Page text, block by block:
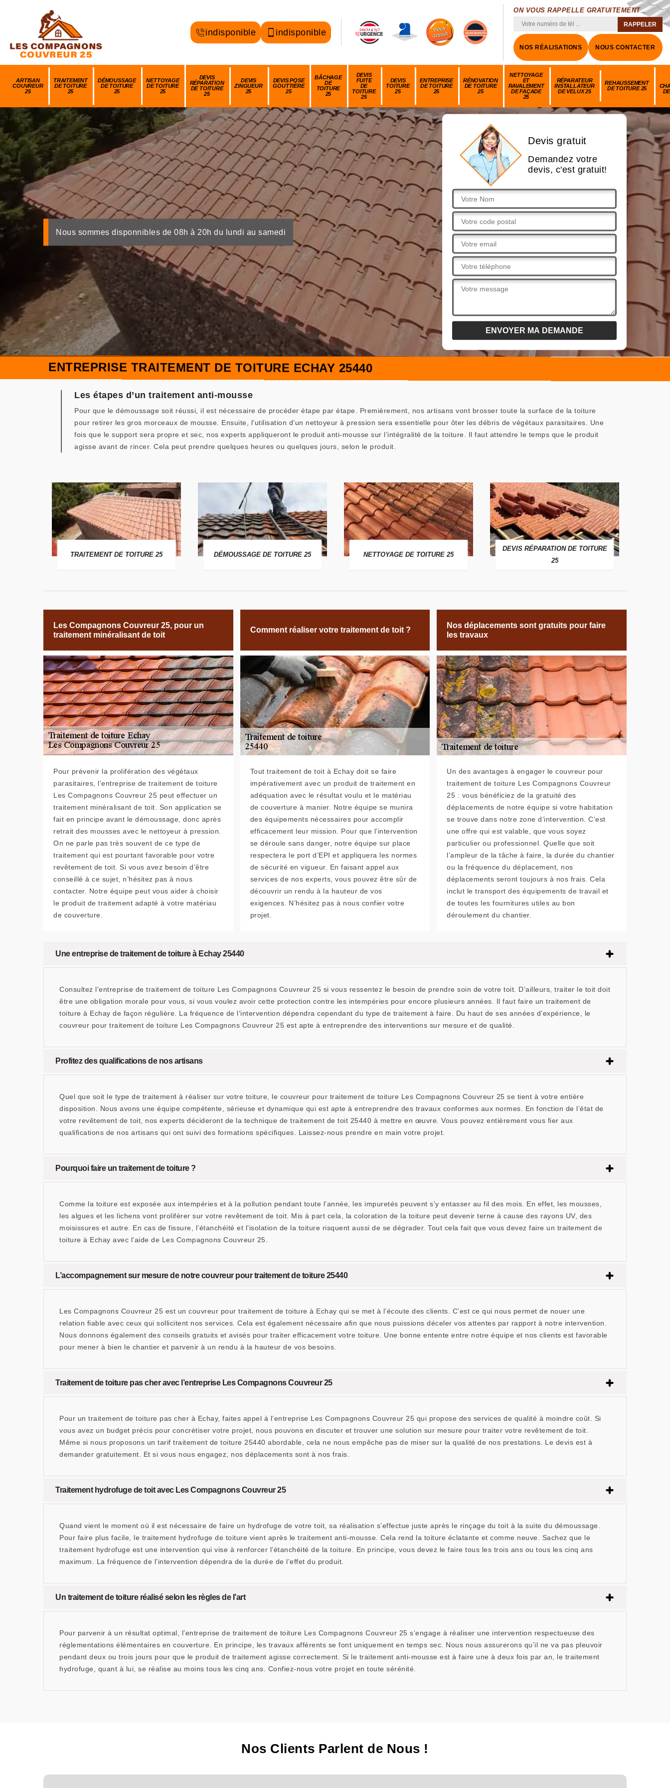
indisponible indisponible
ON VOUS RAPPELLE GRATUITEMENT
NOS RÉALISATIONS NOUS CONTACTER
ARTISAN
COUVREUR
25
TRAITEMENT
DE TOITURE
25
DÉMOUSSAGE
DE TOITURE
25
NETTOYAGE
DE TOITURE
25
DEVIS
RÉPARATION
DE TOITURE
25
DEVIS
ZINGUEUR
25
DEVIS POSE
GOUTTIÈRE
25
BÂCHAGE
DE
TOITURE
25
DEVIS
FUITE
DE
TOITURE
25
DEVIS
TOITURE
25
ENTREPRISE
DE TOITURE
25
RÉNOVATION
DE TOITURE
25
NETTOYAGE
ET
RAVALEMENT
DE FAÇADE
25
RÉPARATEUR
INSTALLATEUR
DE VELUX 25
REHAUSSEMENT
DE TOITURE 25
Nous sommes disponnibles de 08h à 20h du lundi au samedi
Devis gratuit
Demandez votre
devis, c'est gratuit!
ENTREPRISE TRAITEMENT DE TOITURE ECHAY 25440
Les étapes d’un traitement anti-mousse
Pour que le démoussage soit réussi, il est nécessaire de procéder étape par étape. Premièrement, nos artisans vont brosser toute la surface de la toiture
pour retirer les gros morceaux de mousse. Ensuite, l’utilisation d’un nettoyeur à pression sera essentielle pour ôter les débris de végétaux parasitaires. Une
fois que le support sera propre et sec, nos experts appliqueront le produit anti-mousse sur l’intégralité de la toiture. Il faut attendre le temps que le produit
agisse avant de rincer. Cela peut prendre quelques heures ou quelques jours, selon le produit.
TRAITEMENT DE TOITURE 25 DÉMOUSSAGE DE TOITURE 25 NETTOYAGE DE TOITURE 25
DEVIS RÉPARATION DE TOITURE
25
Les Compagnons Couvreur 25, pour un
traitement minéralisant de toit
Pour prévenir la prolifération des végétaux
parasitaires, l’entreprise de traitement de toiture
Les Compagnons Couvreur 25 peut effectuer un
traitement minéralisant de toit. Son application se
fait en principe avant le démoussage, donc après
retrait des mousses avec le nettoyeur à pression.
On ne parle pas très souvent de ce type de
traitement qui est pourtant favorable pour votre
revêtement de toit. Si vous avez besoin d’être
conseillé à ce sujet, n’hésitez pas à nous
contacter. Notre équipe peut vous aider à choisir
le produit de traitement adapté à votre matériau
de couverture.
Comment réaliser votre traitement de toit ?
Tout traitement de toit à Echay doit se faire
impérativement avec un produit de traitement en
adéquation avec le résultat voulu et le matériau
de couverture à manier. Notre équipe se munira
des équipements nécessaires pour accomplir
efficacement leur mission. Pour que l’intervention
se déroule sans danger, notre équipe sur place
respectera le port d’EPI et appliquera les normes
de sécurité en vigueur. En faisant appel aux
services de nos experts, vous pouvez être sûr de
découvrir un rendu à la hauteur de vos
exigences. N’hésitez pas à nous confier votre
projet.
Nos déplacements sont gratuits pour faire
les travaux
Un des avantages à engager le couvreur pour
traitement de toiture Les Compagnons Couvreur
25 : vous bénéficiez de la gratuité des
déplacements de notre équipe si votre habitation
se trouve dans notre zone d’intervention. C’est
une offre qui est valable, que vous soyez
particulier ou professionnel. Quelle que soit
l’ampleur de la tâche à faire, la durée du chantier
ou la fréquence du déplacement, nos
déplacements seront toujours à nos frais. Cela
inclut le transport des équipements de travail et
de toutes les fournitures utiles au bon
déroulement du chantier.
Une entreprise de traitement de toiture à Echay 25440
Consultez l’entreprise de traitement de toiture Les Compagnons Couvreur 25 si vous ressentez le besoin de prendre soin de votre toit. D’ailleurs, traiter le toit doit
être une obligation morale pour vous, si vous voulez avoir cette protection contre les intempéries pour encore plusieurs années. Il faut faire un traitement de
toiture à Echay de façon régulière. La fréquence de l’intervention dépendra cependant du type de traitement à faire. Du haut de ses années d’expérience, le
couvreur pour traitement de toiture Les Compagnons Couvreur 25 est apte à entreprendre des interventions sur mesure et de qualité.
Profitez des qualifications de nos artisans
Quel que soit le type de traitement à réaliser sur votre toiture, le couvreur pour traitement de toiture Les Compagnons Couvreur 25 se tient à votre entière
disposition. Nous avons une équipe compétente, sérieuse et dynamique qui est apte à entreprendre des travaux conformes aux normes. En fonction de l’état de
votre revêtement de toit, nos experts décideront de la technique de traitement de toit 25440 à mettre en œuvre. Vous pouvez entièrement vous fier aux
qualifications de nos artisans qui ont suivi des formations spécifiques. Laissez-nous prendre en main votre projet.
Pourquoi faire un traitement de toiture ?
Comme la toiture est exposée aux intempéries et à la pollution pendant toute l’année, les impuretés peuvent s’y entasser au fil des mois. En effet, les mousses,
les algues et les lichens vont proliférer sur votre revêtement de toit. Mis à part cela, la coloration de la toiture peut devenir terne à cause des rayons UV, des
moisissures et autre. En cas de fissure, l’étanchéité et l’isolation de la toiture risquent aussi de se dégrader. Tout cela fait que vous devez faire un traitement de
toiture à Echay avec l’aide de Les Compagnons Couvreur 25.
L’accompagnement sur mesure de notre couvreur pour traitement de toiture 25440
Les Compagnons Couvreur 25 est un couvreur pour traitement de toiture à Echay qui se met à l’écoute des clients. C’est ce qui nous permet de nouer une
relation fiable avec ceux qui sollicitent nos services. Cela est également nécessaire afin que nous puissions déceler vos attentes par rapport à notre intervention.
Nous donnons également des conseils gratuits et avisés pour traiter efficacement votre toiture. Une bonne entente entre notre équipe et nos clients est favorable
pour mener à bien le chantier et parvenir à un rendu à la hauteur de vos besoins.
Traitement de toiture pas cher avec l’entreprise Les Compagnons Couvreur 25
Pour un traitement de toiture pas cher à Echay, faites appel à l’entreprise Les Compagnons Couvreur 25 qui propose des services de qualité à moindre coût. Si
vous avez un budget précis pour concrétiser votre projet, nous pouvons en discuter et trouver une solution sur mesure pour traiter votre revêtement de toit.
Même si nous proposons un tarif traitement de toiture 25440 abordable, cela ne nous empêche pas de miser sur la qualité de nos prestations. Le devis est à
demander gratuitement. Et si vous nous engagez, nos déplacements sont à nos frais.
Traitement hydrofuge de toit avec Les Compagnons Couvreur 25
Quand vient le moment où il est nécessaire de faire un hydrofuge de votre toit, sa réalisation s’effectue juste après le rinçage du toit à la suite du démoussage.
Pour faire plus facile, le traitement hydrofuge de toiture vient après le traitement anti-mousse. Cela rend la toiture éclatante et comme neuve. Sachez que le
traitement hydrofuge est une intervention qui vise à renforcer l’étanchéité de la toiture. En principe, vous devez le faire tous les trois ans ou tous les cinq ans
maximum. La fréquence de l’intervention dépendra de la durée de l’effet du produit.
Un traitement de toiture réalisé selon les règles de l’art
Pour parvenir à un résultat optimal, l’entreprise de traitement de toiture Les Compagnons Couvreur 25 s’engage à réaliser une intervention respectueuse des
réglementations élémentaires en couverture. En principe, les travaux afférents se font uniquement en temps sec. Nous nous assurerons qu’il ne va pas pleuvoir
pendant deux ou trois jours pour que le produit de traitement agisse correctement. Si le traitement anti-mousse est à faire une à deux fois par an, le traitement
hydrofuge, quant à lui, se réalise au moins tous les cinq ans. Confiez-nous votre projet en toute sérénité.
Nos Clients Parlent de Nous !